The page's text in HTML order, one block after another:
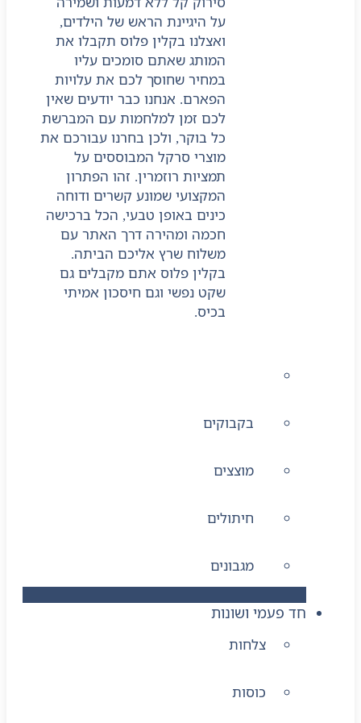
על היגיינת הראש של הילדים,
ואצלנו בקלין פלוס תקבלו את
המותג שאתם סומכים עליו
במחיר שחוסך לכם את עלויות
הפארם. אנחנו כבר יודעים שאין
לכם זמן למלחמות עם המברשת
כל בוקר, ולכן בחרנו עבורכם את
מוצרי סרקל המבוססים על
תמציות רוזמרין. זהו הפתרון
המקצועי שמונע קשרים ודוחה
כינים באופן טבעי, הכל ברכישה
חכמה ומהירה דרך האתר עם
משלוח שרץ אליכם הביתה.
בקלין פלוס אתם מקבלים גם
שקט נפשי וגם חיסכון אמיתי
בכיס.
בקבוקים
מוצצים
חיתולים
מגבונים
חד פעמי ושונות
צלחות
כוסות